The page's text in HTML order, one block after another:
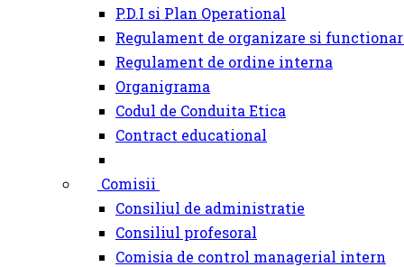
P.D.I si Plan Operational
Regulament de organizare si
Regulament de ordine interna
Organigrama
Codul de Conduita Etica
Contract educational
Comisii
Consiliul de administratie
Consiliul profesoral
Comisia de control managerial intern